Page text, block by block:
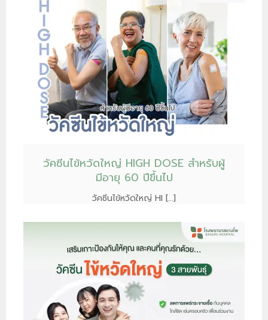
วัคซีนไข้หวัดใหญ่ HIGH DOSE สำหรับผู้
มีอายุ 60 ปีขึ้นไป
วัคซีนไข้หวัดใหญ่ HI […]